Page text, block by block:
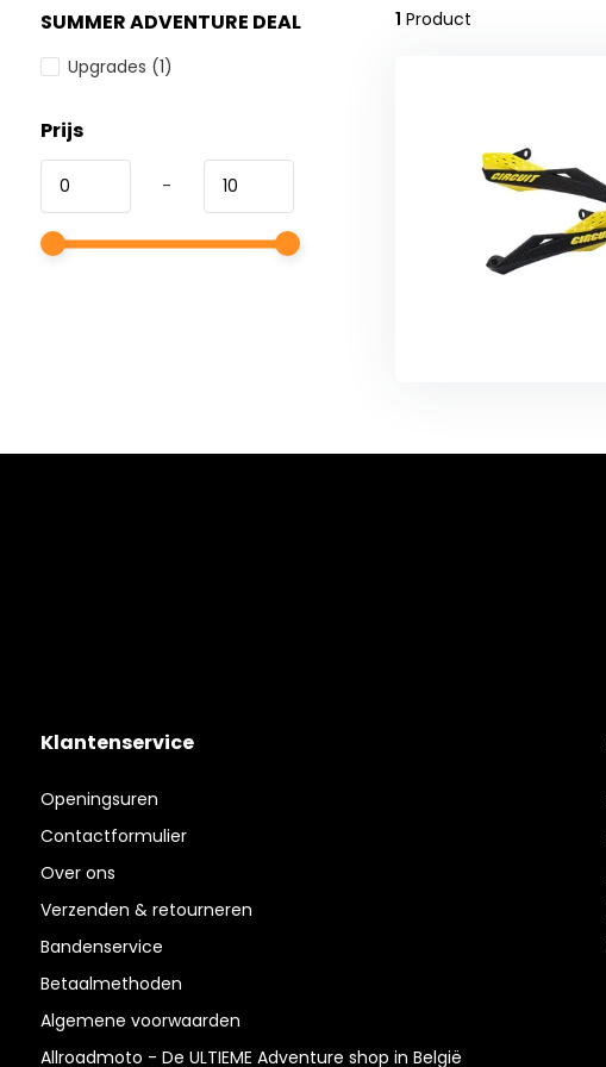
SUMMER ADVENTURE DEAL
Upgrades (1)
Prijs
-
1 Product
Klantenservice
Openingsuren
Contactformulier
Over ons
Verzenden & retourneren
Bandenservice
Betaalmethoden
Algemene voorwaarden
Allroadmoto - De ULTIEME Adventure shop in België